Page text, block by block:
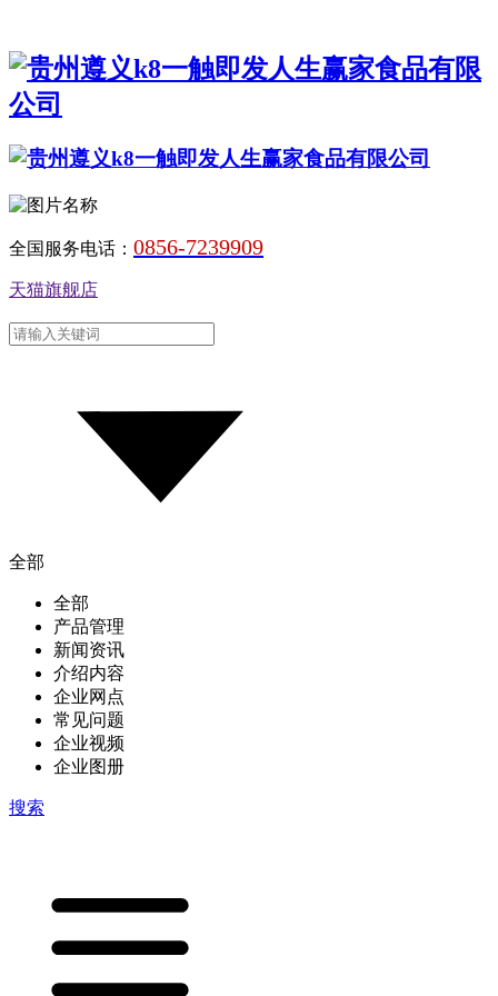
全国服务电话： 0856-7239909
天猫旗舰店
全部
全部
产品管理
新闻资讯
介绍内容
企业网点
常见问题
企业视频
企业图册
搜索